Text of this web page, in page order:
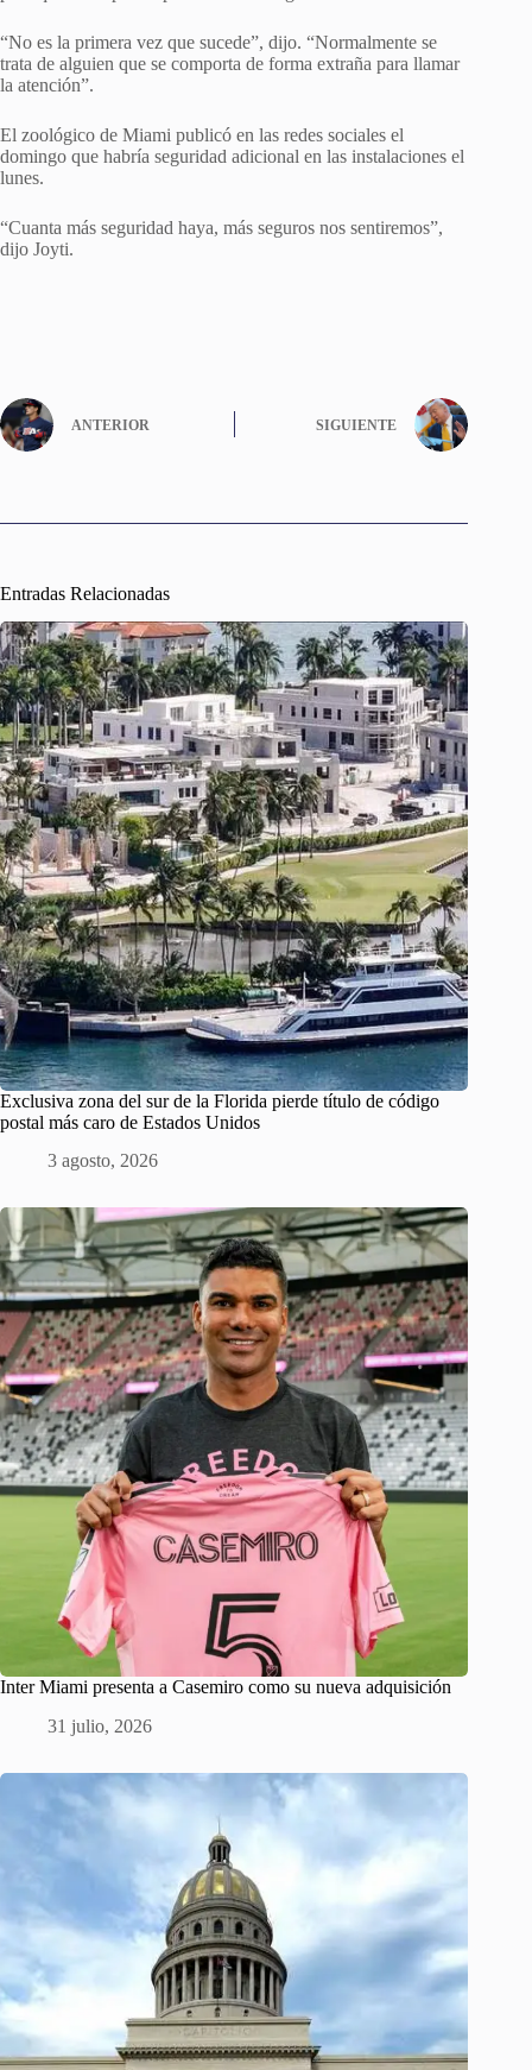
“No es la primera vez que sucede”, dijo. “Normalmente se
trata de alguien que se comporta de forma extraña para llamar
la atención”.
El zoológico de Miami publicó en las redes sociales el
domingo que habría seguridad adicional en las instalaciones el
lunes.
“Cuanta más seguridad haya, más seguros nos sentiremos”,
dijo Joyti.
ANTERIOR SIGUIENTE
Entradas Relacionadas
Exclusiva zona del sur de la Florida pierde título de código
postal más caro de Estados Unidos
3 agosto, 2026
Inter Miami presenta a Casemiro como su nueva adquisición
31 julio, 2026